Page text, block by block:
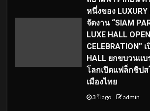
หนึ่งของ LUXURY
จัดงาน “SIAM
LUXE HALL
CELEBRATION”
HALL ยกขบวนแ
โลกเปิดแฟล็กชิป
เมืองไทย
3 ปี ago admin